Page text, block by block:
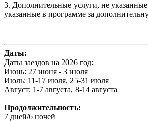
3. Дополнительные услуги, не
указанные в программе за
Даты:
Даты заездов на 2026 год:
Июнь: 27 июня - 3 июля
Июль: 11-17 июля, 25-31 июля
Август: 1-7 августа, 8-14 августа
Продолжительность:
7 дней/6 ночей